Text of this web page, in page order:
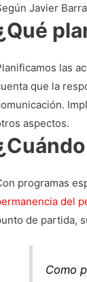
Javier
las
que la
aspectos.
programas
del
de partida,
Como